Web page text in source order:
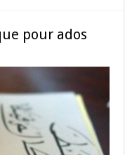
pour ados